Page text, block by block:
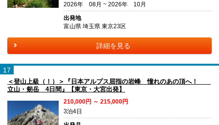
2026年 08月 ~ 2026年 10月
出発地
富山県 埼玉県 東京23区
詳細を見る
17
＜登山上級（！）＞『日本アルプス屈指の岩峰 憧れのあの頂へ！
立山・剱岳 4日間』【東京・大宮出発】
210,000円 ～ 215,000円
3泊4日